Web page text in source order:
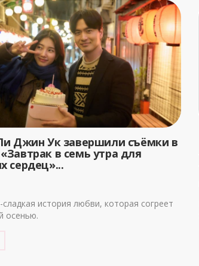
Джин Ук завершили съёмки в
в семь утра для
сердец»...
сладкая история любви, которая согреет
осенью.